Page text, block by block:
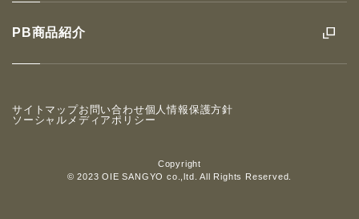
PB商品紹介
Copyright
© 2023 OIE SANGYO co.,ltd. All Rights Reserved.
サイトマップお問い合わせ個人情報保護方針
ソーシャルメディアポリシー